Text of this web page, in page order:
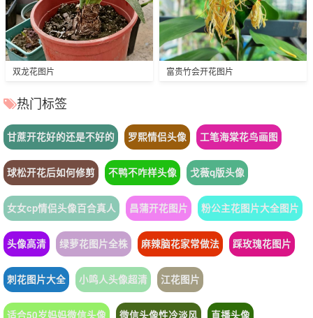
双龙花图片 富贵竹会开花图片
热门标签
甘蔗开花好的还是不好的 罗熙情侣头像 工笔海棠花鸟画图
球松开花后如何修剪 不鸭不咋样头像 戈薇q版头像
女女cp情侣头像百合真人 昌蒲开花图片 粉公主花图片大全图片
头像高清 绿萝花图片全株 麻辣脑花家常做法 踩玫瑰花图片
刺花图片大全 小鸣人头像超清 江花图片
适合50岁妈妈微信头像 微信头像性冷淡风 直播头像